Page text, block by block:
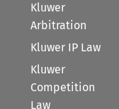
Kluwer
Arbitration
Kluwer IP Law
Kluwer
Competition
Law